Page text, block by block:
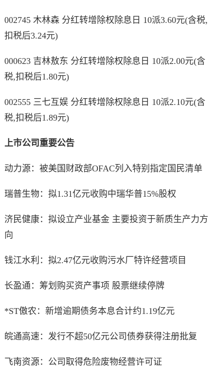
002745 木林森 分红转增除权除息日 10派3.60元(含税,
扣税后3.24元)
000623 吉林敖东 分红转增除权除息日 10派2.00元(含
税,扣税后1.80元)
002555 三七互娱 分红转增除权除息日 10派2.10元(含
税,扣税后1.89元)
上市公司重要公告
动力源：被美国财政部OFAC列入特别指定国民清单
瑞普生物：拟1.31亿元收购中瑞华普15%股权
济民健康：拟设立产业基金 主要投资于新质生产力方
向
钱江水利：拟2.47亿元收购污水厂特许经营项目
长盈通：筹划购买资产事项 股票继续停牌
*ST傲农：新增逾期债务本息合计约1.19亿元
皖通高速：发行不超50亿元公司债券获得注册批复
飞南资源：公司取得危险废物经营许可证